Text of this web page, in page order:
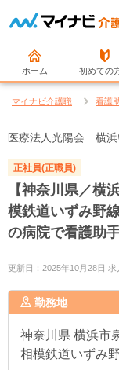
ホーム 初めての
マイナビ介護職 看護
医療法人光陽会 横浜
正社員(正職員)
【神奈川県／
模鉄道いずみ野
の病院で看護助
更新日：2025年10月28日
勤務地
神奈川県 横浜市
相模鉄道いずみ